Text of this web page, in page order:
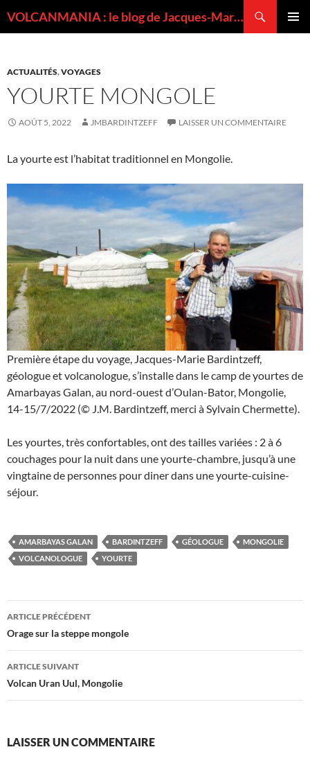
VOLCANMANIA : le blog de Jacques-Marie BARDINTZEFF, volcanologue
ACTUALITÉS,VOYAGES
YOURTE MONGOLE
AOÛT 5, 2022 JMBARDINTZEFF LAISSER UN COMMENTAIRE
La yourte est l’habitat traditionnel en Mongolie.
Première étape du voyage, Jacques-Marie Bardintzeff,
géologue et volcanologue, s’installe dans le camp de yourtes de
Amarbayas Galan, au nord-ouest d’Oulan-Bator, Mongolie,
14-15/7/2022 (© J.M. Bardintzeff, merci à Sylvain Chermette).
Les yourtes, très confortables, ont des tailles variées : 2 à 6
couchages pour la nuit dans une yourte-chambre, jusqu’à une
vingtaine de personnes pour diner dans une yourte-cuisine-
séjour.
AMARBAYAS GALAN BARDINTZEFF GÉOLOGUE
MONGOLIE
VOLCANOLOGUE
YOURTE
Navigation
des
articles
ARTICLE PRÉCÉDENT
Orage sur la steppe mongole
ARTICLE SUIVANT
Volcan Uran Uul, Mongolie
LAISSER UN COMMENTAIRE